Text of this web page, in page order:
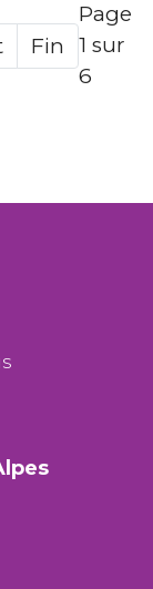
Fin
Page
1 sur
6